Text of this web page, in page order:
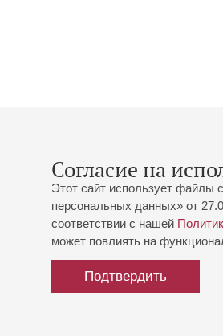
Согласие на
Этот сайт использует файлы
персональных данных» от
соответствии с нашей
может повлиять на
Подтвердить